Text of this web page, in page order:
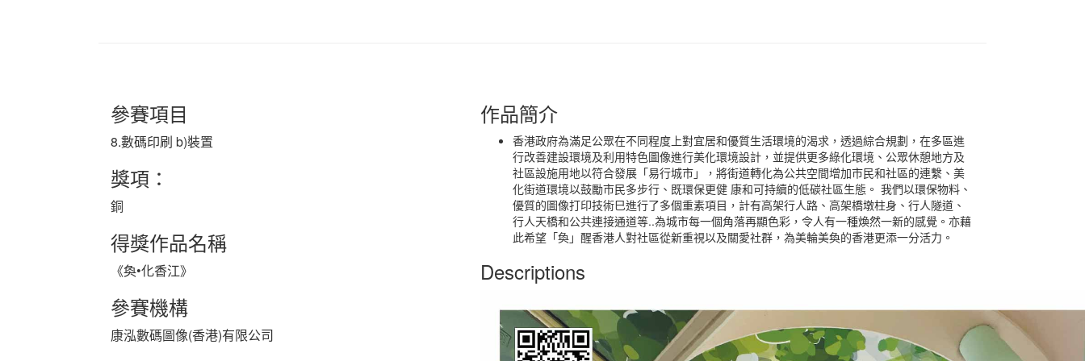
參賽項目
8.數碼印刷 b)裝置
獎項：
銅
得獎作品名稱
《奐•化香江》
參賽機構
康泓數碼圖像(香港)有限公司
作品簡介
香港政府為滿足公眾在不同程度上對宜居和優質生活環境的渴求，透過綜合規劃，在多區進
行改善建設環境及利用特色圖像進行美化環境設計，並提供更多綠化環境、公眾休憩地方及
社區設施用地以符合發展「易行城市」，將街道轉化為公共空間增加市民和社區的連繫、美
化街道環境以鼓勵市民多步行、既環保更健 康和可持續的低碳社區生態。 我們以環保物料、
優質的圖像打印技術巳進行了多個重素項目，計有高架行人路、高架橋墩柱身、行人隧道、
行人天橋和公共連接通道等..為城市每一個角落再顯色彩，令人有一種煥然一新的感覺。亦藉
此希望「奐」醒香港人對社區從新重視以及關愛社群，為美輪美奐的香港更添一分活力。
Descriptions